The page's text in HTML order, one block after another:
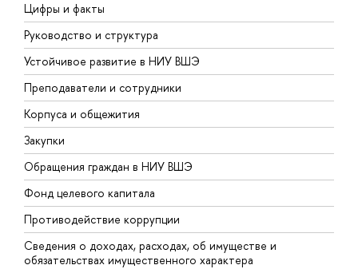
Цифры и факты
Руководство и структура
Устойчивое развитие в НИУ ВШЭ
Преподаватели и сотрудники
Корпуса и общежития
Закупки
Обращения граждан в НИУ ВШЭ
Фонд целевого капитала
Противодействие коррупции
Сведения о доходах, расходах, об имуществе и
обязательствах имущественного характера